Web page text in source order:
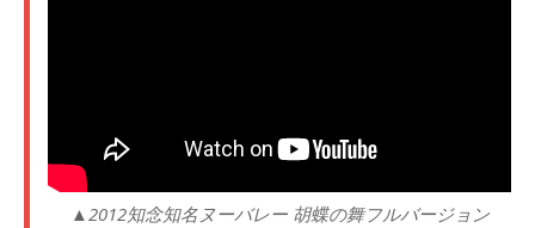
▲2012知念知名ヌーバレー 胡蝶の舞フルバージョン